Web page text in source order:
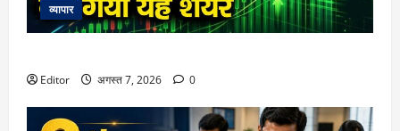
व्यापार
Editor अगस्त 7, 2026 0